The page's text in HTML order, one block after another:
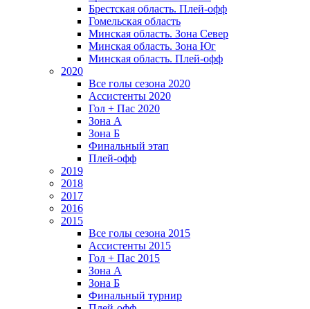
Брестская область. Плей-офф
Гомельская область
Минская область. Зона Север
Минская область. Зона Юг
Минская область. Плей-офф
2020
Все голы сезона 2020
Ассистенты 2020
Гол + Пас 2020
Зона А
Зона Б
Финальный этап
Плей-офф
2019
2018
2017
2016
2015
Все голы сезона 2015
Ассистенты 2015
Гол + Пас 2015
Зона А
Зона Б
Финальный турнир